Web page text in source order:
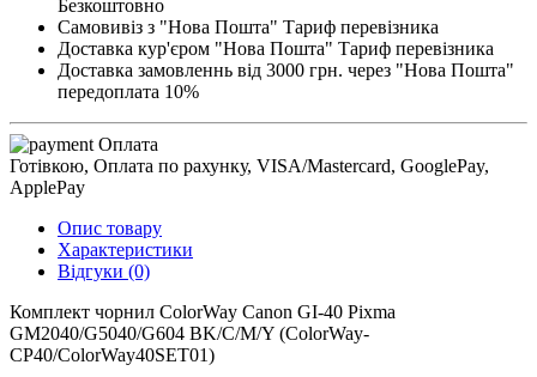
Безкоштовно
Самовивіз з "Нова Пошта" Тариф перевізника
Доставка кур'єром "Нова Пошта" Тариф перевізника
Доставка замовленнь від 3000 грн. через "Нова Пошта"
передоплата 10%
Оплата
Готівкою, Оплата по рахунку, VISA/Mastercard, GooglePay,
ApplePay
Опис товару
Характеристики
Відгуки (0)
Комплект чорнил ColorWay Canon GI-40 Pixma
GM2040/G5040/G604 BK/С/M/Y (ColorWay-
CP40/ColorWay40SET01)